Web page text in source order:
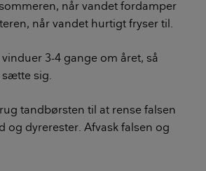
når vandet fordamper
når vandet hurtigt fryser til.
3-4 gange om året, så
sætte sig.
tandbørsten til at rense falsen
og dyrerester. Afvask falsen og